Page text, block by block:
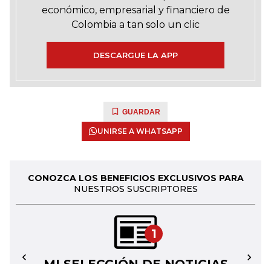
económico, empresarial y financiero de
Colombia a tan solo un clic
DESCARGUE LA APP
GUARDAR
UNIRSE A WHATSAPP
CONOZCA LOS BENEFICIOS EXCLUSIVOS PARA
NUESTROS SUSCRIPTORES
1
← →